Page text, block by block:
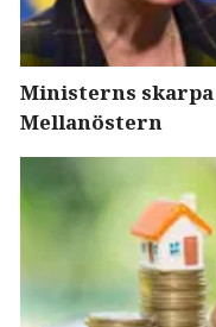
Ministerns
Mellanöstern